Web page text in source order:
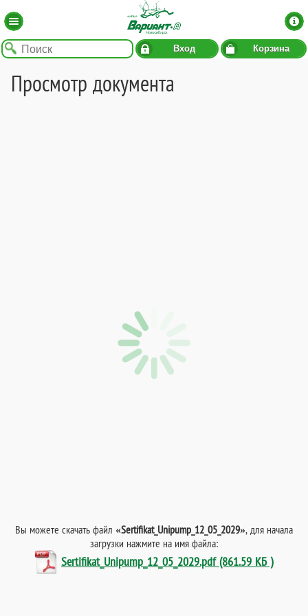
Вход Корзина
Просмотр документа
Вы можете скачать файл «Sertifikat_Unipump_12_05_2029», для начала
загрузки нажмите на имя файла:
Sertifikat_Unipump_12_05_2029.pdf (861.59 КБ )